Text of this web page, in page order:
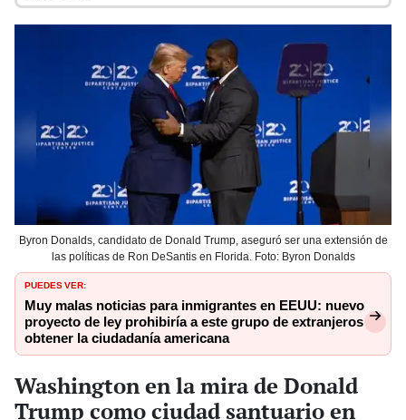
Byron Donalds, candidato de Donald Trump, aseguró ser una extensión de
las políticas de Ron DeSantis en Florida. Foto: Byron Donalds
PUEDES VER:
Muy malas noticias para inmigrantes en EEUU: nuevo
proyecto de ley prohibiría a este grupo de extranjeros
obtener la ciudadanía americana
Washington en la mira de Donald
Trump como ciudad santuario en